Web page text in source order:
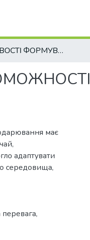
ОСОБЛИВОСТІ ФОРМУВАННЯ КОНКУРЕНТОСПРОМОЖНОСТІ СУЧАСНИХ СУБ’ЄКТІВ ГОСПОДАРЮВАННЯ
має
адаптувати
середовища,
,